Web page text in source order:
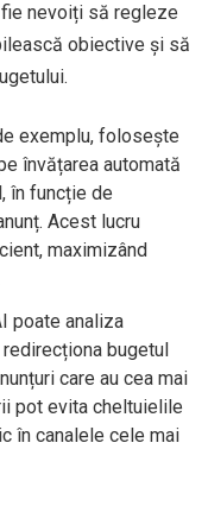
nevoiți să regleze
obiective și să
exemplu, folosește
învățarea automată
în funcție de
Acest lucru
maximizând
poate analiza
bugetul
care au cea mai
pot evita cheltuielile
în canalele cele mai